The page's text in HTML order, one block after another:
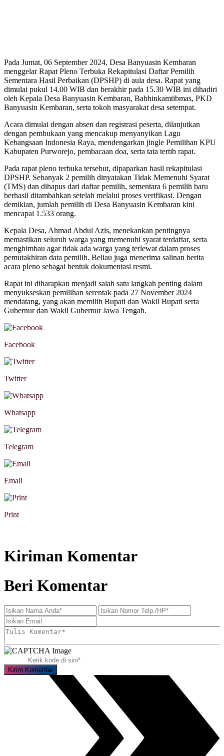
Pada Jumat, 06 September 2024, Desa Banyuasin Kembaran
menggelar Rapat Pleno Terbuka Rekapitulasi Daftar Pemilih
Sementara Hasil Perbaikan (DPSHP) di aula desa. Rapat yang
dimulai pukul 14.00 WIB dan berakhir pada 15.30 WIB ini dihadiri
oleh Kepala Desa Banyuasin Kembaran, Babhinkamtibmas, PKD
Banyuasin Kembaran, serta tokoh masyarakat desa setempat.
Acara dimulai dengan absen dan registrasi peserta, dilanjutkan
dengan pembukaan yang mencakup menyanyikan Lagu
Kebangsaan Indonesia Raya, mendengarkan jingle Pemilihan KPU
Kabupaten Purworejo, pembacaan doa, serta tata tertib rapat.
Pada rapat pleno terbuka tersebut, dipaparkan hasil rekapitulasi
DPSHP. Sebanyak 2 pemilih dinyatakan Tidak Memenuhi Syarat
(TMS) dan dihapus dari daftar pemilih, sementara 6 pemilih baru
berhasil ditambahkan setelah melalui proses verifikasi. Dengan
demikian, jumlah pemilih di Desa Banyuasin Kembaran kini
mencapai 1.533 orang.
Kepala Desa, Ahmad Abdul Azis, menekankan pentingnya
memastikan seluruh warga yang memenuhi syarat terdaftar, serta
menghimbau agar tidak ada warga yang terlewat dalam proses
pemutakhiran data pemilih. Beliau juga menerima salinan berita
acara pleno sebagai bentuk dokumentasi resmi.
Rapat ini diharapkan menjadi salah satu langkah penting dalam
menyukseskan pemilihan serentak pada 27 November 2024
mendatang, yang akan memilih Bupati dan Wakil Bupati serta
Gubernur dan Wakil Gubernur Jawa Tengah.
Facebook
Twitter
Whatsapp
Telegram
Email
Print
Kiriman Komentar
Beri Komentar